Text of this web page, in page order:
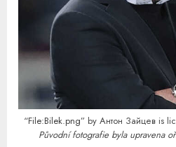
“File:Bilek.png” by Антон Зайцев is
Původní fotografie byla upravena